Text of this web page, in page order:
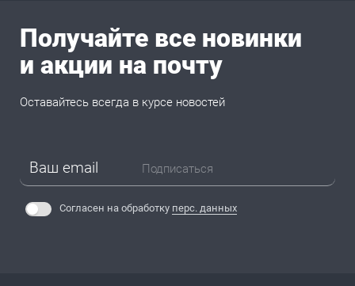
Получайте все новинки
и акции на почту
Оставайтесь всегда в курсе новостей
Подписаться
Согласен на обработку перс. данных